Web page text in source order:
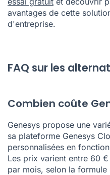
avantages de cette
d'entreprise.
FAQ sur les
Combien coûte
Genesys propose une
sa plateforme Genesys
personnalisées en
Les prix varient entre 60
par mois, selon la formule